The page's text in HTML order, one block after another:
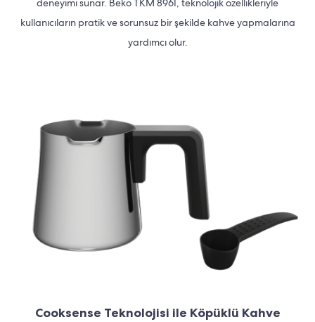
deneyimi sunar. Beko TKM 8961, teknolojik özellikleriyle
kullanıcıların pratik ve sorunsuz bir şekilde kahve yapmalarına
yardımcı olur.
Cooksense Teknolojisi ile Köpüklü Kahve